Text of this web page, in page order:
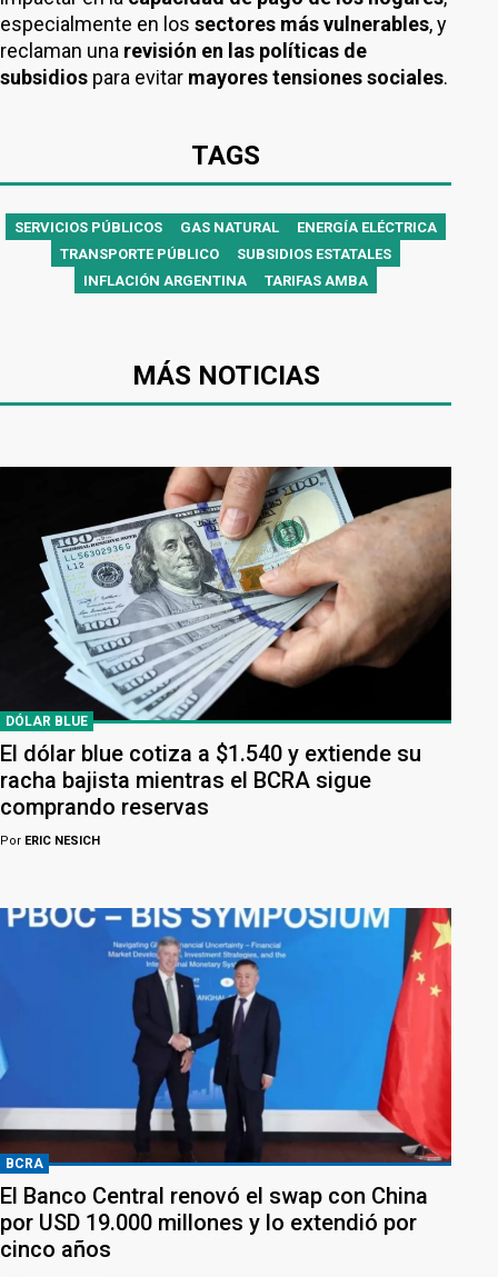
especialmente en los sectores más vulnerables, y
reclaman una revisión en las políticas de
subsidios para evitar mayores tensiones sociales.
TAGS
SERVICIOS PÚBLICOS GAS NATURAL
ENERGÍA ELÉCTRICA
TRANSPORTE PÚBLICO
SUBSIDIOS ESTATALES
INFLACIÓN ARGENTINA
TARIFAS AMBA
MÁS NOTICIAS
DÓLAR BLUE
El dólar blue cotiza a $1.540 y extiende su
racha bajista mientras el BCRA sigue
comprando reservas
Por ERIC NESICH
BCRA
El Banco Central renovó el swap con China
por USD 19.000 millones y lo extendió por
cinco años